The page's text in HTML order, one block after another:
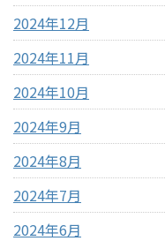
2024年12月
2024年11月
2024年10月
2024年9月
2024年8月
2024年7月
2024年6月